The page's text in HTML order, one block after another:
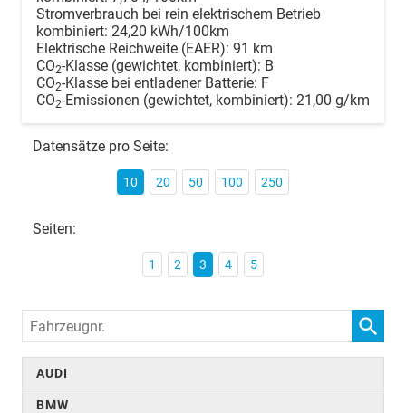
Stromverbrauch bei rein elektrischem Betrieb
kombiniert: 24,20 kWh/100km
Elektrische Reichweite (EAER): 91 km
CO2-Klasse (gewichtet, kombiniert): B
CO2-Klasse bei entladener Batterie: F
CO2-Emissionen (gewichtet, kombiniert): 21,00 g/km
Datensätze pro Seite:
10 20 50 100 250
Seiten:
1 2 3 4 5
Fahrzeugnr.
AUDI
BMW